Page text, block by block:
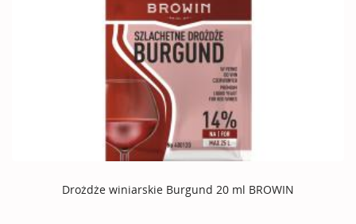
Drożdże winiarskie Burgund 20 ml BROWIN